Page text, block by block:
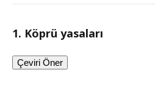
1. Köprü yasaları
Çeviri Öner